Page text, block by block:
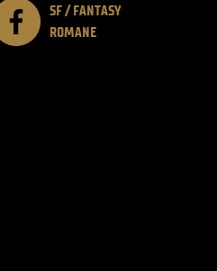
SF / FANTASY
ROMANE